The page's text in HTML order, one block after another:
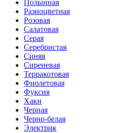
Полынная
Разноцветная
Розовая
Салатовая
Серая
Серебристая
Синяя
Сиреневая
Терракотовая
Фиолетовая
Фуксия
Хаки
Черная
Черно-белая
Электрик